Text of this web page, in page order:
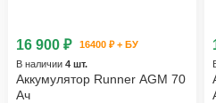
16 900 ₽
16400 ₽ + БУ
В наличии 4 шт.
Аккумулятор Runner AGM 70
Ач